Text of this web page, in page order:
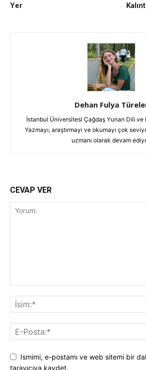
Yer
Dehan Fulya
İstanbul Üniversitesi Çağdaş Yunan Dili ve
Yazmayı, araştırmayı ve okumayı çok
uzmanı olarak devam
CEVAP VER
Ismimi, e-postamı ve web sitemi bir
tarayıcıya kaydet.